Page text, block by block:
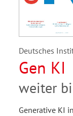
Deutsches
Gen KI
weiter
Generative KI